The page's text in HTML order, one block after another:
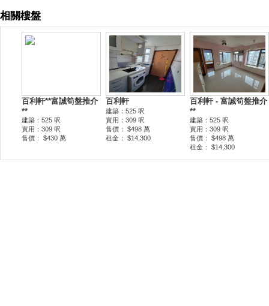
相關樓盤
百利軒**富誠筍盤推介
**
建築：525 呎
實用：309 呎
售價： $430 萬
百利軒
建築：525 呎
實用：309 呎
售價： $498 萬
租金： $14,300
百利軒 - 富誠筍盤推介
**
建築：525 呎
實用：309 呎
售價： $498 萬
租金： $14,300